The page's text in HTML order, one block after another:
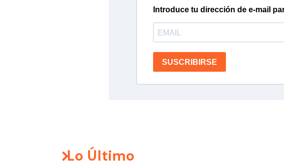
Introduce tu dirección de e-mail
SUSCRIBIRSE
Lo Último